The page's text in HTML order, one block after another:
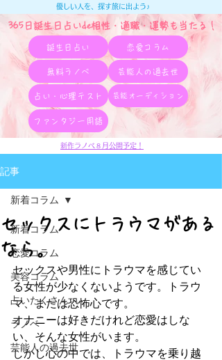
365日誕生日占いde相性・適職・​運勢も当たる！
優しい人を、探す旅に出よう♪
誕生日占い 恋愛コラム
無料ラノベ 芸能人の過去世
占い・心理テスト 芸能オーディション
ファンタジー用語
新作ラノベ８月公開予定！
記事
新着コラム
恋愛コラム
美容コラム
占いたくさん
ラノベ
芸能人の過去世
新着コラム
セックスにトラウマがある
なら。
セックスや男性にトラウマを感じてい
る女性が少なくないようです。トラウ
マ、または恐怖心です。
オナニーは好きだけれど恋愛はしな
い、そんな女性がいます。
しかし心の中では、トラウマを乗り越